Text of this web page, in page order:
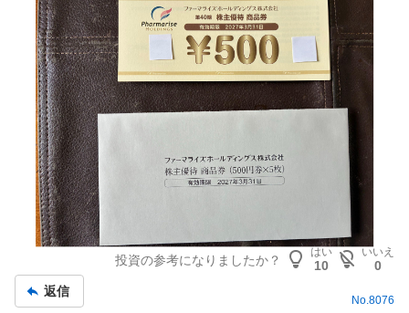
投資の参考になりましたか？
はい
10
いいえ
0
返信
No.8076